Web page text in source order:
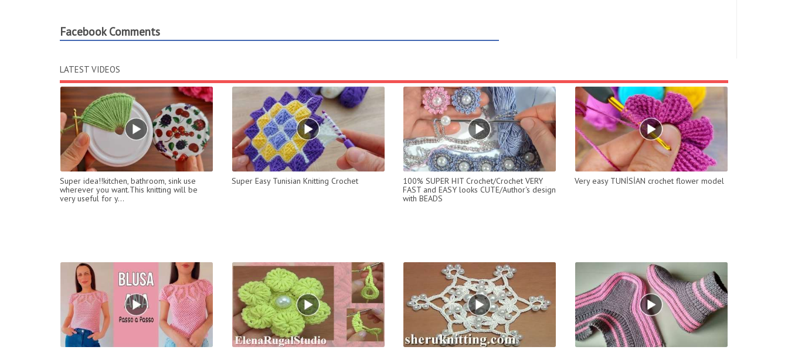
Facebook Comments
LATEST VIDEOS
Super idea!!kitchen, bathroom, sink use
wherever you want.This knitting will be
very useful for y...
Super Easy Tunisian Knitting Crochet
100% SUPER HIT Crochet/Crochet VERY
FAST and EASY looks CUTE/Author's design
with BEADS
Very easy TUNİSİAN crochet flower model